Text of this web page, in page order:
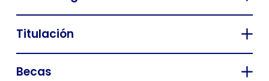
Titulación
Becas